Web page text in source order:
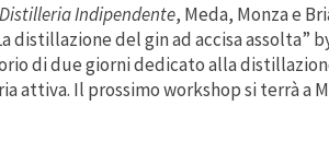
Indipendente, Meda, Monza e
distillazione del gin ad accisa assolta”
di due giorni dedicato alla
attiva. Il prossimo workshop si terrà a